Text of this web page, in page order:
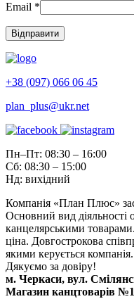
Email *
+38 (097) 066 06 45
plan_plus@ukr.net
Пн–Пт: 08:30 – 16:00
Сб: 08:30 – 15:00
Нд: вихідний
Компанія «План Плюс»
Основний вид діяльності
канцелярськими
ціна. Довгострокова
якими керується компанія.
Дякуємо за довіру!
м. Черкаси, вул.
Магазин канцтоварів №1